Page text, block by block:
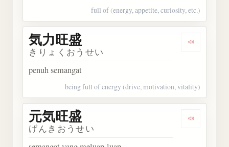
full of (energy, appetite, curiosity, etc.)
気力旺盛
きりょくおうせい
penuh semangat
being full of energy (drive, motivation, vitality)
元気旺盛
げんきおうせい